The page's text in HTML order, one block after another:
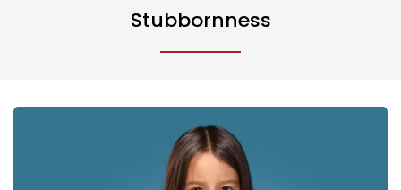
Stubbornness